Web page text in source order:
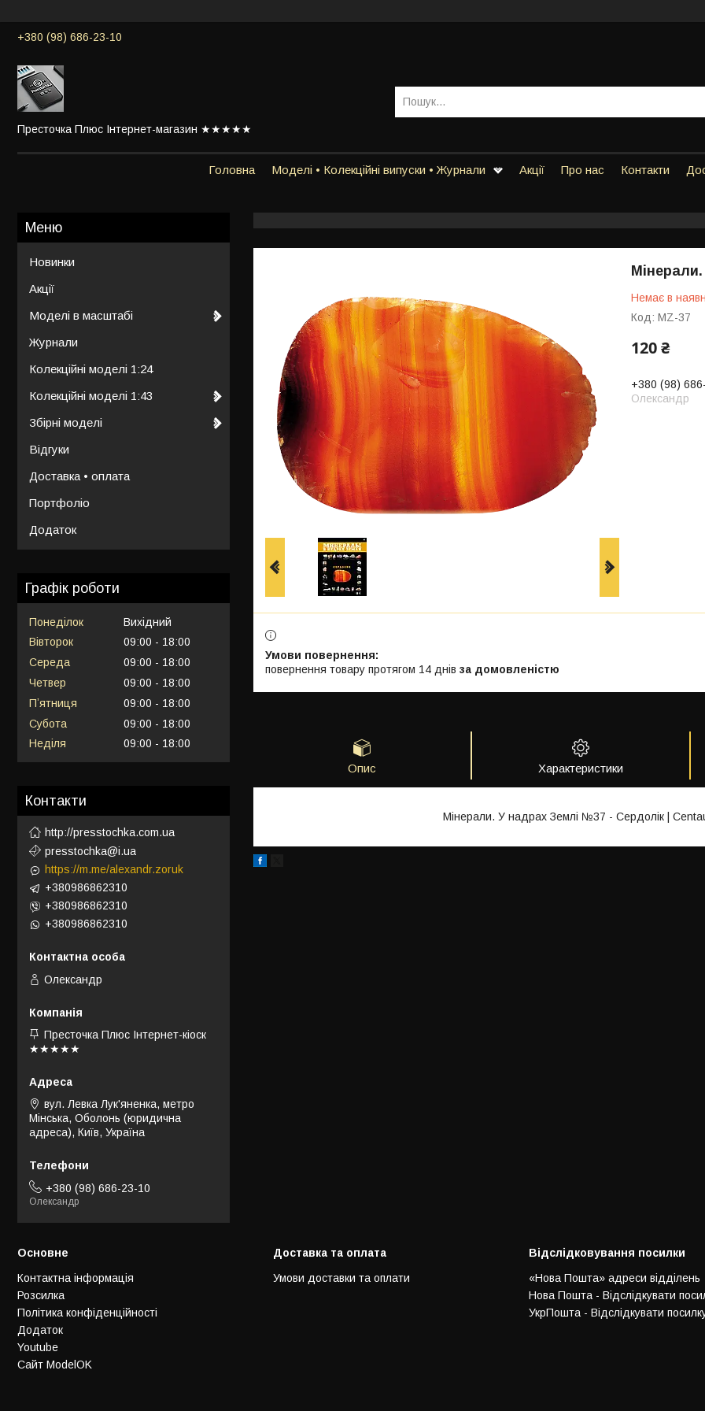
+380 (98) 686-23-10
Престочка Плюс Інтернет-магазин ★★★★★
Головна Моделі • Колекційні випуски • Журнали Акції Про нас Контакти
Немає в
Код: MZ-37
120 ₴
+380 (98)
Олександр
повернення товару протягом 14 днів за домовленістю
Опис Характеристики
Мінерали. У надрах Землі №37 - Сердолік |
Новинки
Акції
Моделі в масштабі
Журнали
Колекційні моделі 1:24
Колекційні моделі 1:43
Збірні моделі
Відгуки
Доставка • оплата
Портфоліо
Додаток
Графік роботи
Понеділок
Вихідний
Вівторок
09:00
18:00
Середа
09:00
18:00
Четвер
09:00
18:00
Пʼятниця
09:00
18:00
Субота
09:00
18:00
Неділя
09:00 18:00
Контакти
http://presstochka.com.ua
presstochka@i.ua
https://m.me/alexandr.zoruk
+380986862310
+380986862310
+380986862310
Олександр
Престочка Плюс Інтернет-кіоск
★★★★★
вул. Левка Лук'яненка, метро
Мінська, Оболонь (юридична
адреса), Київ, Україна
+380 (98) 686-23-10
Олександр
Основне
Контактна інформація
Розсилка
Політика конфіденційності
Додаток
Youtube
Сайт ModelOK
Доставка та оплата
Умови доставки та оплати
Відслідковування посилки
«Нова Пошта» адреси відділень
Нова Пошта - Відслідкувати
УкрПошта - Відслідкувати